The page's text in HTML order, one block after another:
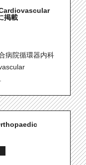
掲載
病院循環器内科